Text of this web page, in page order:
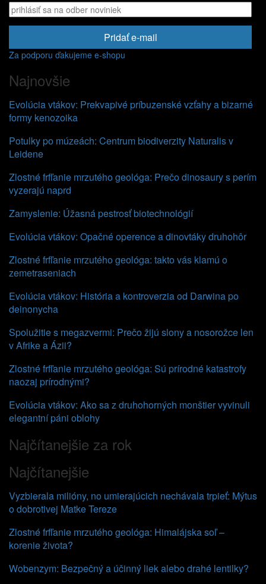
Pridať e-mail
Za podporu ďakujeme e-shopu
Najnovšie
Evolúcia vtákov: Prekvapivé príbuzenské vzťahy a bizarné
formy kenozoika
Potulky po múzeách: Centrum biodiverzity Naturalis v
Leidene
Zlostné frfľanie mrzutého geológa: Prečo dinosaury s perím
vyzerajú naprd
Zamyslenie: Úžasná pestrosť biotechnológií
Evolúcia vtákov: Opačné operence a dinovtáky druhohôr
Zlostné frfľanie mrzutého geológa: takto vás klamú o
zemetraseniach
Evolúcia vtákov: História a kontroverzia od Darwina po
deinonycha
Spolužitie s megazvermi: Prečo žijú slony a nosorožce len
v Afrike a Ázii?
Zlostné frfľanie mrzutého geológa: Sú prírodné katastrofy
naozaj prírodnými?
Evolúcia vtákov: Ako sa z druhohorných monštier vyvinuli
elegantní páni oblohy
Najčítanejšie za rok
Najčítanejšie
Vyzbierala milióny, no umierajúcich nechávala trpieť: Mýtus
o dobrotivej Matke Tereze
Zlostné frfľanie mrzutého geológa: Himalájska soľ –
korenie života?
Wobenzym: Bezpečný a účinný liek alebo drahé lentilky?